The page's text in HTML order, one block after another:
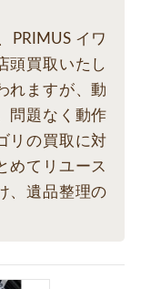
PRIMUS イワ
頭買取いたし
れますが、動
問題なく動作
リの買取に対
めてリユース
、遺品整理の